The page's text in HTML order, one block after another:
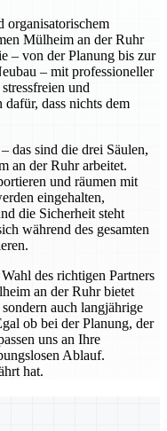
Mülheim an der Ruhr
– von der Planung bis zur
– mit professioneller
und
dass nichts dem
das sind die drei Säulen,
an der Ruhr arbeitet.
und räumen mit
eingehalten,
die Sicherheit steht
während des gesamten
des richtigen Partners
an der Ruhr bietet
auch langjährige
ob bei der Planung, der
uns an Ihre
Ablauf.
hat.